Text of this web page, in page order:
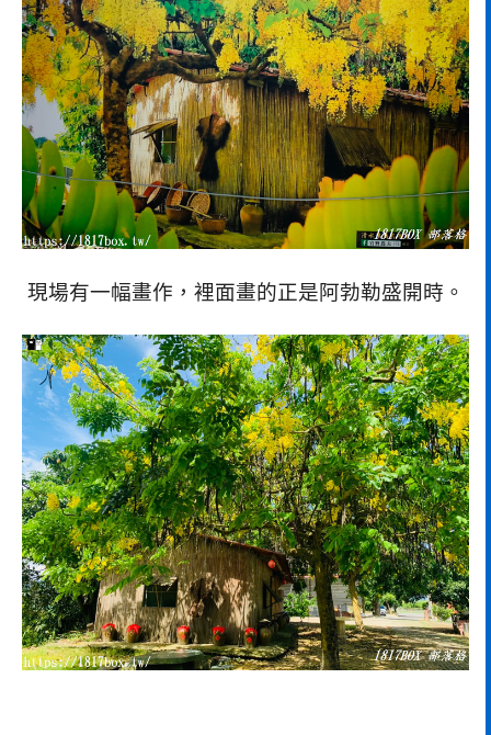
現場有一幅畫作，裡面畫的正是阿勃勒盛開時。